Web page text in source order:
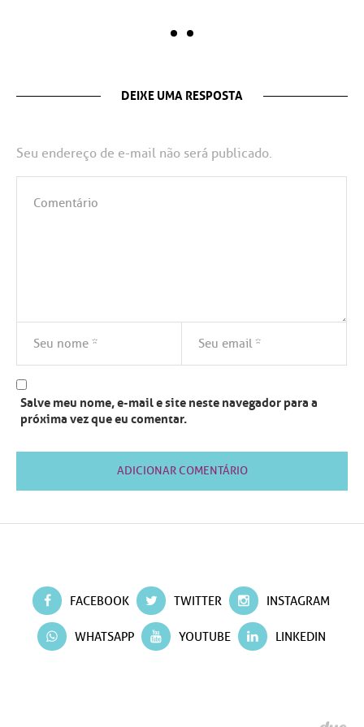
DEIXE UMA RESPOSTA
Seu endereço de e-mail não será publicado.
Salve meu nome, e-mail e site neste navegador para a
próxima vez que eu comentar.
FACEBOOK TWITTER INSTAGRAM
WHATSAPP YOUTUBE LINKEDIN